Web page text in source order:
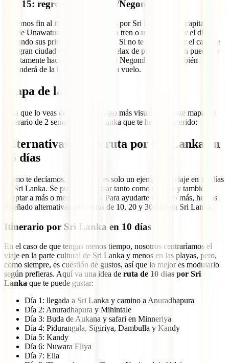
Día 15: regreso a Colombo/Negombo
Ponemos fin al itinerario de 15 días por Sri Lanka en su capital.
Desde Unawatuna puedes coger un tren o un bus y pasar el día
visitando sus principales atractivos. Si no te apetece vivir el caos de
esta gran ciudad después de tanto relax de playa, también puedes ir
directamente hacia el aeropuerto en Negombo. Esto también
dependerá de la hora de salida de tu vuelo.
Mapa de la ruta
Para que lo veas de una forma algo más visual, mira este mapa del
itinerario de 2 semanas en Sri Lanka que te hemos sugerido:
Alternativas a esta ruta por Sri Lanka en
15 días
Como te decíamos, la anterior es solo un ejemplo de viaje en 15 días
en Sri Lanka. Se puede modificar tanto como quieras y también
adaptar a más o menos tiempo. Para ayudarte un poco más, hemos
diseñado alternativas para rutas de 10, 20 y 30 días en Sri Lanka.
Itinerario por Sri Lanka en 10 días
En el caso de que tengas menos tiempo, nosotros centraríamos el
viaje en la parte cultural de Sri Lanka y menos en las playas, pero,
como siempre, es cuestión de gustos, así que lo mejor es modularlo
según prefieras. Aquí va una idea de ruta de 10 días por Sri
Lanka que te puede gustar:
Día 1: llegada a Sri Lanka y camino a Anuradhapura
Día 2: Anuradhapura y Mihintale
Día 3: Buda de Aukana y safari en Minneriya
Día 4: Pidurangala, Sigiriya, Dambulla y Kandy
Día 5: Kandy
Día 6: Nuwara Eliya
Día 7: Ella